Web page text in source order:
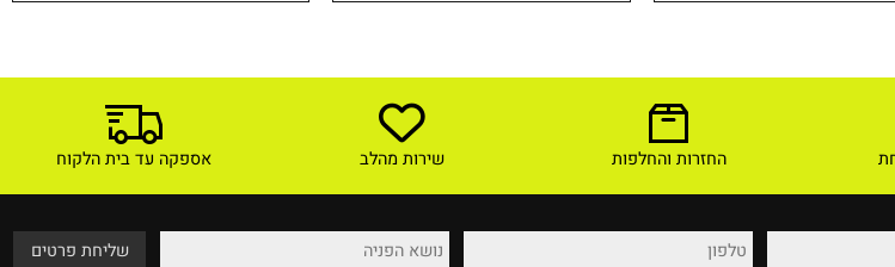
לפרטים ורכישה לפרטים ורכישה לפרטים ורכישה